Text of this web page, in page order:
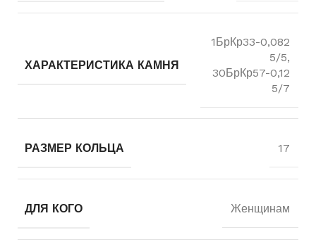
ХАРАКТЕРИСТИКА КАМНЯ
1БрКр33-0,082
5/5,
30БрКр57-0,12
5/7
РАЗМЕР КОЛЬЦА 17
ДЛЯ КОГО Женщинам